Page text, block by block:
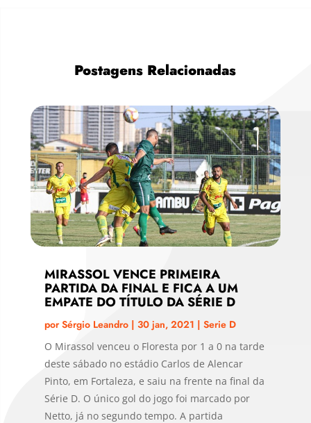
Postagens Relacionadas
MIRASSOL VENCE PRIMEIRA
PARTIDA DA FINAL E FICA A UM
EMPATE DO TÍTULO DA SÉRIE D
porSérgio Leandro| 30 jan, 2021 | Serie D
O Mirassol venceu o Floresta por 1 a 0 na tarde
deste sábado no estádio Carlos de Alencar
Pinto, em Fortaleza, e saiu na frente na final da
Série D. O único gol do jogo foi marcado por
Netto, já no segundo tempo. A partida